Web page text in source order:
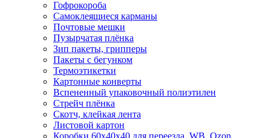
Гофрокороба
Самоклеящиеся карманы
Почтовые мешки
Пузырчатая плёнка
Зип пакеты, грипперы
Пакеты с бегунком
Термоэтикетки
Картонные конверты
Вспененный упаковочный полиэтилен
Стрейч плёнка
Скотч, клейкая лента
Листовой картон
Коробки 60х40х40 для переезда, WB, Ozon